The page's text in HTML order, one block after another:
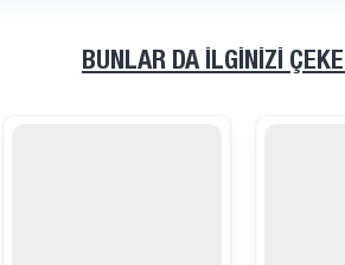
BUNLAR DA İLGINIZI